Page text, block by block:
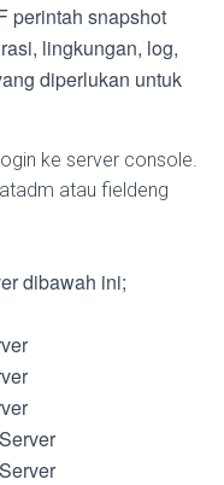
perintah snapshot
lingkungan, log,
diperlukan untuk
ke server console.
atau fieldeng
dibawah ini;